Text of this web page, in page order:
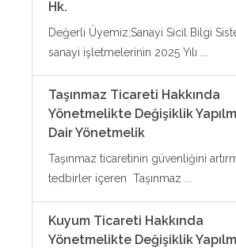
Hk.
Değerli Üyemiz;Sanayi Sicil Bilgi
sanayi işletmelerinin 2025 Yılı ...
Taşınmaz Ticareti Hakkında
Yönetmelikte Değişiklik
Dair Yönetmelik
Taşınmaz ticaretinin güvenliğini
tedbirler içeren Taşınmaz ...
Kuyum Ticareti Hakkında
Yönetmelikte Değişiklik